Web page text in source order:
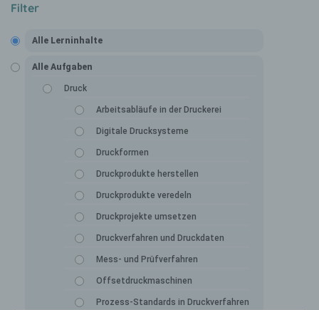
Filter
Alle Lerninhalte
Alle Aufgaben
Druck
Arbeitsabläufe in der Druckerei
Digitale Drucksysteme
Druckformen
Druckprodukte herstellen
Druckprodukte veredeln
Druckprojekte umsetzen
Druckverfahren und Druckdaten
Mess- und Prüfverfahren
Offsetdruckmaschinen
Prozess-Standards in Druckverfahren